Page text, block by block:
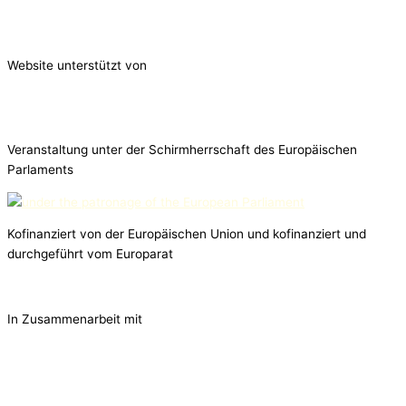
Website unterstützt von
Veranstaltung unter der Schirmherrschaft des Europäischen
Parlaments
Kofinanziert von der Europäischen Union und kofinanziert und
durchgeführt vom Europarat
In Zusammenarbeit mit